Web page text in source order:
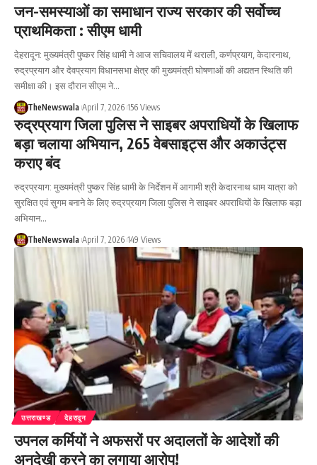
जन-समस्याओं का समाधान राज्य सरकार की सर्वोच्च
प्राथमिकता : सीएम धामी
देहरादून: मुख्यमंत्री पुष्कर सिंह धामी ने आज सचिवालय में थराली, कर्णप्रयाग, केदारनाथ,
रुद्रप्रयाग और देवप्रयाग विधानसभा क्षेत्र की मुख्यमंत्री घोषणाओं की अद्यतन स्थिति की
समीक्षा की। इस दौरान सीएम ने…
TheNewswala April 7, 2026 156 Views
रुद्रप्रयाग जिला पुलिस ने साइबर अपराधियों के खिलाफ
बड़ा चलाया अभियान, 265 वेबसाइट्स और अकाउंट्स
कराए बंद
रुद्रप्रयाग: मुख्यमंत्री पुष्कर सिंह धामी के निर्देशन में आगामी श्री केदारनाथ धाम यात्रा को
सुरक्षित एवं सुगम बनाने के लिए रुद्रप्रयाग जिला पुलिस ने साइबर अपराधियों के खिलाफ बड़ा
अभियान…
TheNewswala April 7, 2026 149 Views
उत्तराखण्ड देहरादून
उपनल कर्मियों ने अफसरों पर अदालतों के आदेशों की
अनदेखी करने का लगाया आरोप!